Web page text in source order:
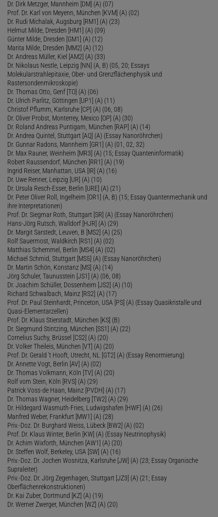
Dr. Dirk Metzger, Mannheim [DM] (A) (07)
Prof. Dr. Karl von Meyenn, München [KVM] (A) (02)
Dr. Rudi Michalak, Augsburg [RM1] (A) (23)
Helmut Milde, Dresden [HM1] (A) (09)
Günter Milde, Dresden [GM1] (A) (12)
Marita Milde, Dresden [MM2] (A) (12)
Dr. Andreas Müller, Kiel [AM2] (A) (33)
Dr. Nikolaus Nestle, Leipzig [NN] (A, B) (05, 20; Essays
Molekularstrahlepitaxie, Ober- und Grenzflächenphysik und
Rastersondenmikroskopie)
Dr. Thomas Otto, Genf [TO] (A) (06)
Dr. Ulrich Parlitz, Göttingen [UP1] (A) (11)
Christof Pflumm, Karlsruhe [CP] (A) (06, 08)
Dr. Oliver Probst, Monterrey, Mexico [OP] (A) (30)
Dr. Roland Andreas Puntigam, München [RAP] (A) (14)
Dr. Andrea Quintel, Stuttgart [AQ] (A) (Essay Nanoröhrchen)
Dr. Gunnar Radons, Mannheim [GR1] (A) (01, 02, 32)
Dr. Max Rauner, Weinheim [MR3] (A) (15; Essay Quanteninformatik)
Robert Raussendorf, München [RR1] (A) (19)
Ingrid Reiser, Manhattan, USA [IR] (A) (16)
Dr. Uwe Renner, Leipzig [UR] (A) (10)
Dr. Ursula Resch-Esser, Berlin [URE] (A) (21)
Dr. Peter Oliver Roll, Ingelheim [OR1] (A, B) (15; Essay Quantenmechanik und
ihre Interpretationen)
Prof. Dr. Siegmar Roth, Stuttgart [SR] (A) (Essay Nanoröhrchen)
Hans-Jörg Rutsch, Walldorf [HJR] (A) (29)
Dr. Margit Sarstedt, Leuven, B [MS2] (A) (25)
Rolf Sauermost, Waldkirch [RS1] (A) (02)
Matthias Schemmel, Berlin [MS4] (A) (02)
Michael Schmid, Stuttgart [MS5] (A) (Essay Nanoröhrchen)
Dr. Martin Schön, Konstanz [MS] (A) (14)
Jörg Schuler, Taunusstein [JS1] (A) (06, 08)
Dr. Joachim Schüller, Dossenheim [JS2] (A) (10)
Richard Schwalbach, Mainz [RS2] (A) (17)
Prof. Dr. Paul Steinhardt, Princeton, USA [PS] (A) (Essay Quasikristalle und
Quasi-Elementarzellen)
Prof. Dr. Klaus Stierstadt, München [KS] (B)
Dr. Siegmund Stintzing, München [SS1] (A) (22)
Cornelius Suchy, Brüssel [CS2] (A) (20)
Dr. Volker Theileis, München [VT] (A) (20)
Prof. Dr. Gerald 't Hooft, Utrecht, NL [GT2] (A) (Essay Renormierung)
Dr. Annette Vogt, Berlin [AV] (A) (02)
Dr. Thomas Volkmann, Köln [TV] (A) (20)
Rolf vom Stein, Köln [RVS] (A) (29)
Patrick Voss-de Haan, Mainz [PVDH] (A) (17)
Dr. Thomas Wagner, Heidelberg [TW2] (A) (29)
Dr. Hildegard Wasmuth-Fries, Ludwigshafen [HWF] (A) (26)
Manfred Weber, Frankfurt [MW1] (A) (28)
Priv.-Doz. Dr. Burghard Weiss, Lübeck [BW2] (A) (02)
Prof. Dr. Klaus Winter, Berlin [KW] (A) (Essay Neutrinophysik)
Dr. Achim Wixforth, München [AW1] (A) (20)
Dr. Steffen Wolf, Berkeley, USA [SW] (A) (16)
Priv.-Doz. Dr. Jochen Wosnitza, Karlsruhe [JW] (A) (23; Essay Organische
Supraleiter)
Priv.-Doz. Dr. Jörg Zegenhagen, Stuttgart [JZ3] (A) (21; Essay
Oberflächenrekonstruktionen)
Dr. Kai Zuber, Dortmund [KZ] (A) (19)
Dr. Werner Zwerger, München [WZ] (A) (20)